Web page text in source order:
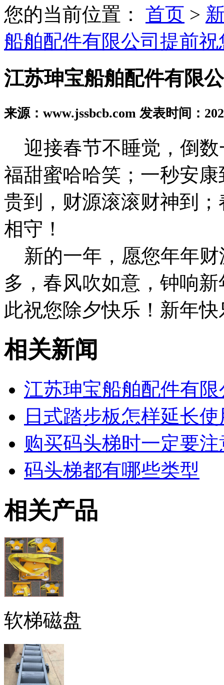
您的当前位置： 首页 >
船舶配件有限公司提前
江苏珅宝船舶配件有限
来源：www.jssbcb.com 发表时间：
迎接春节不睡觉，倒数
福甜蜜哈哈笑；一秒安
贵到，财源滚滚财神到
相守！
新的一年，愿您年年财
多，春风吹如意，钟响
此祝您除夕快乐！新年快
相关新闻
江苏珅宝船舶配件有
日式踏步板怎样延长
购买码头梯时一定要
码头梯都有哪些类型
相关产品
软梯磁盘